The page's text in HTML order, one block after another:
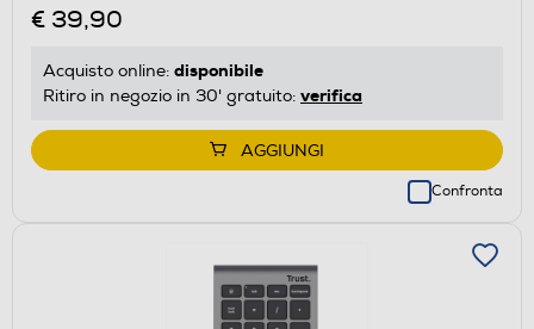
€ 39,90
Acquisto online: disponibile
Ritiro in negozio in 30' gratuito: verifica
AGGIUNGI
Confronta